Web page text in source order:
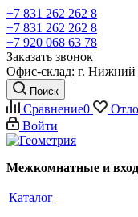
+7 831 262 262 8
+7 831 262 262 8
+7 920 068 63 78
Заказать звонок
Офис-склад: г. Нижний
Поиск
Сравнение0
Войти
Межкомнатные и
Каталог